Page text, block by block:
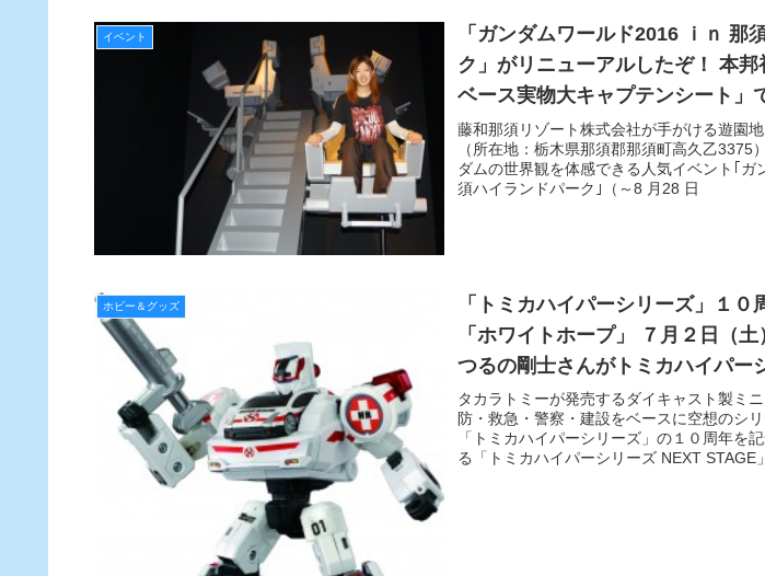
イベント
「ガンダムワールド2016 ｉｎ 那
ク」がリニューアルしたぞ！ 本邦
ベース実物大キャプテンシート」
が味わえる！
藤和那須リゾート株式会社が手がける遊園
（所在地：栃木県那須郡那須町高久乙3375
ダムの世界観を体感できる人気イベント｢ガ
須ハイランドパーク｣（～8 月28 日
ホビー＆グッズ
「トミカハイパーシリーズ」１０
「ホワイトホープ」 ７月２日（
つるの剛士さんがトミカハイパー
就任！
タカラトミーが発売するダイキャスト製ミ
防・救急・警察・建設をベースに空想のシ
「トミカハイパーシリーズ」の１０周年を
る「トミカハイパーシリーズ NEXT STAGE